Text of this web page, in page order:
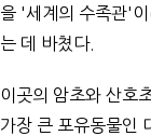
을 '세계의 수족관'
는 데 바쳤다.
이곳의 암초와 산호
가장 큰 포유동물인